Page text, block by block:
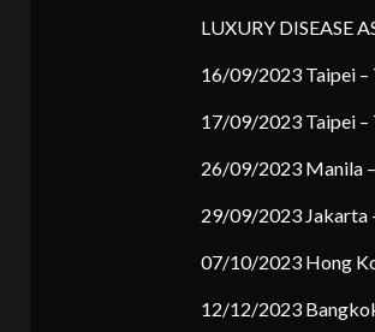
LUXURY DISEASE
16/09/2023 Taipei –
17/09/2023 Taipei –
26/09/2023 Manila
29/09/2023 Jakarta
07/10/2023 Hong
12/12/2023